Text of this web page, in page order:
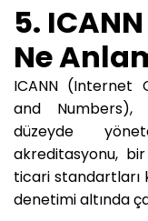
5.
Ne
ICANN (Internet
and Numbers),
düzeyde
akreditasyonu,
ticari standartları
denetimi altında